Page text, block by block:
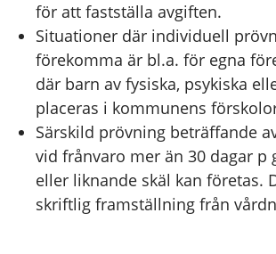
för att fastställa avgiften.
Situationer där individuell
förekomma är bl.a. för egna
där barn av fysiska, psykiska
placeras i kommunens
Särskild prövning beträffande
vid frånvaro mer än 30 dagar p
eller liknande skäl kan företas.
skriftlig framställning från